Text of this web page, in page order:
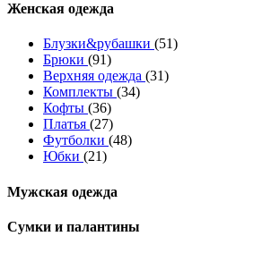
Женская одежда
Блузки&рубашки (51)
Брюки (91)
Верхняя одежда (31)
Комплекты (34)
Кофты (36)
Платья (27)
Футболки (48)
Юбки (21)
Мужская одежда
Сумки и палантины